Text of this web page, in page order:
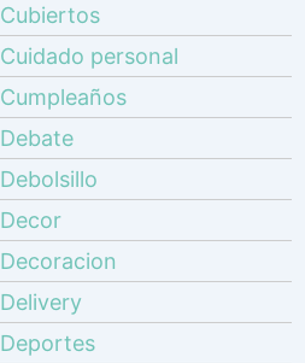
Cubiertos
Cuidado personal
Cumpleaños
Debate
Debolsillo
Decor
Decoracion
Delivery
Deportes